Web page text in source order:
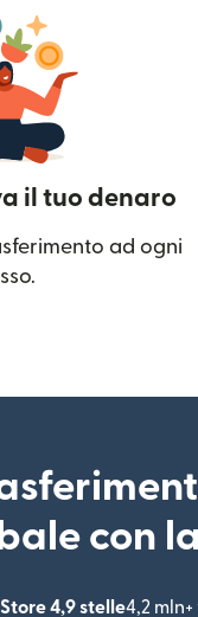
il tuo denaro
ad ogni
con
4,9 stelle4,2